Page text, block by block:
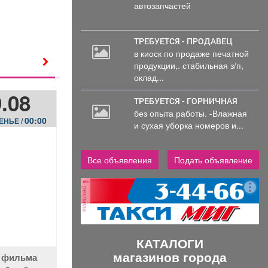
/00:00
фильма
автозапчастей
ТРЕБУЕТСЯ - ПРОДАВЕЦ
в киоск по продаже печатной
продукции,. стабильная з/п,
оклад...
ТРЕБУЕТСЯ - ГОРНИЧНАЯ
без опыта работы. -Влажная
и сухая уборка номеров и...
Все объявления Подать объявление
реклама
КАТАЛОГИ
магазинов города